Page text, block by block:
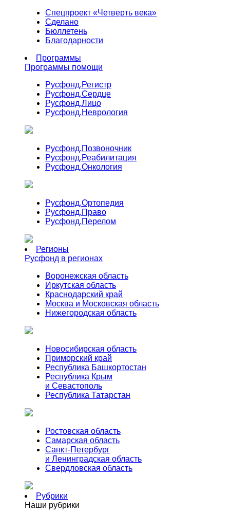
Спецпроект «Четверть века»
Сделано
Бюллетень
Благодарности
Программы
Программы помощи
Русфонд.Регистр
Русфонд.Сердце
Русфонд.Лицо
Русфонд.Неврология
Русфонд.Позвоночник
Русфонд.Реабилитация
Русфонд.Онкология
Русфонд.Ортопедия
Русфонд.Право
Русфонд.Перелом
Регионы
Русфонд в регионах
Воронежская область
Иркутская область
Краснодарский край
Москва и Московская область
Нижегородская область
Новосибирская область
Приморский край
Республика Башкортостан
Республика Крым
и Севастополь
Республика Татарстан
Ростовская область
Самарская область
Санкт-Петербург
и Ленинградская область
Свердловская область
Рубрики
Наши рубрики